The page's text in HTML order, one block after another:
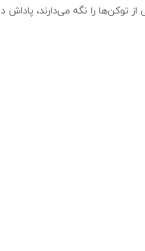
توکن‌ها را نگه می‌دارند،